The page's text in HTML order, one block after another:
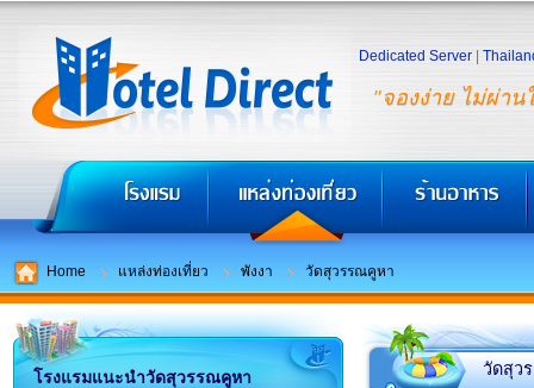
"จองง่าย ไม่ผ่าน
Dedicated Server
Home แหล่งท่องเที่ยว พังงา วัดสุวรรณคูหา
โรงแรมแนะนำวัดสุวรรณคูหา วัดสุว